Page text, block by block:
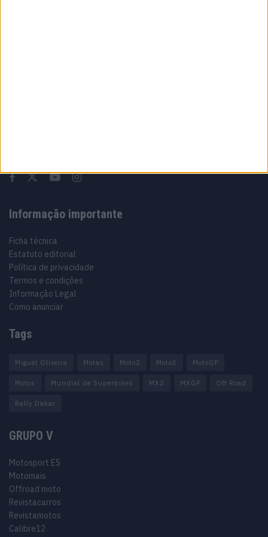
Informação importante
Ficha técnica
Estatuto editorial
Política de privacidade
Termos e condições
Informação Legal
Como anunciar
Tags
Miguel Oliveira Motas Moto2 Moto3 MotoGP
Motos Mundial de Superbikes MX2 MXGP Off Road
Rally Dakar
GRUPO V
Motosport ES
Motomais
Offroad moto
Revistacarros
Revistamotos
Calibre12